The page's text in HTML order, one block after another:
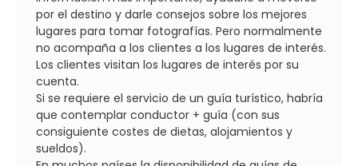
por el destino y darle consejos sobre los mejores
lugares para tomar fotografías. Pero normalmente
no acompaña a los clientes a los lugares de interés.
Los clientes visitan los lugares de interés por su
cuenta.
Si se requiere el servicio de un guía turístico, habría
que contemplar conductor + guía (con sus
consiguiente costes de dietas, alojamientos y
sueldos).